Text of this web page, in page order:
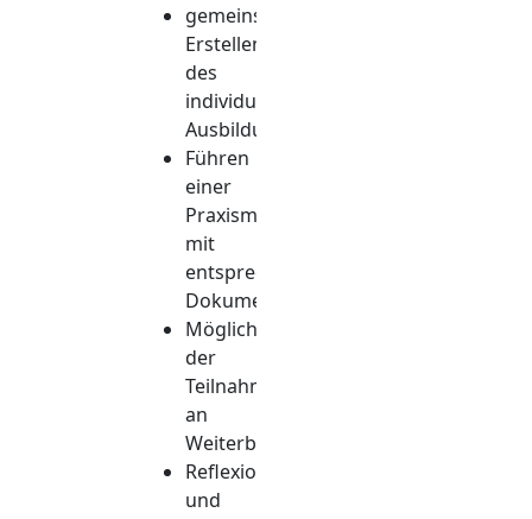
gemeinsames
Erstellen
des
individuellen
Ausbildungsplanes
Führen
einer
Praxismappe
mit
entsprechenden
Dokumentationen
Möglichkeit
der
Teilnahme
an
Weiterbildungen
Reflexion
und